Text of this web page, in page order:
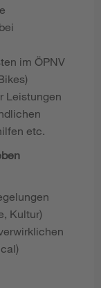
im ÖPNV
Leistungen
etc.
Kultur)